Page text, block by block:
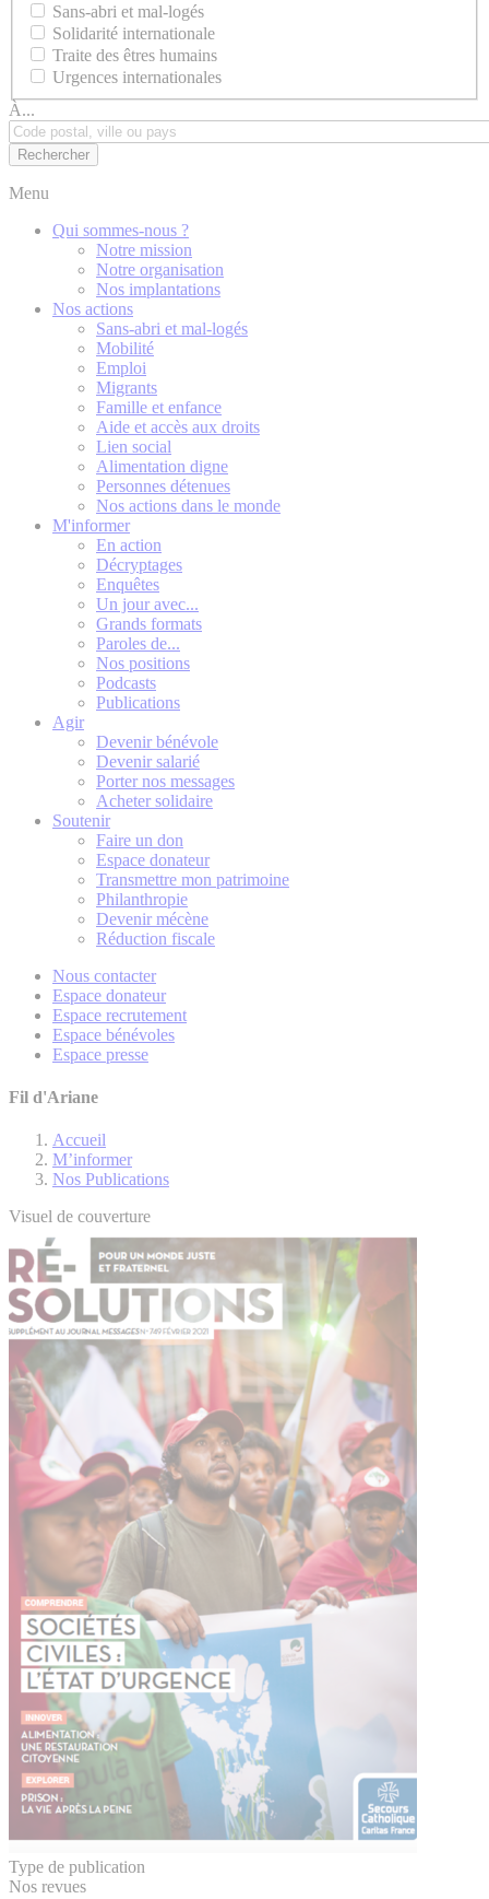
Sans-abri et mal-logés
Solidarité internationale
Traite des êtres humains
Urgences internationales
À...
Menu
Qui sommes-nous ?
Notre mission
Notre organisation
Nos implantations
Nos actions
Sans-abri et mal-logés
Mobilité
Emploi
Migrants
Famille et enfance
Aide et accès aux droits
Lien social
Alimentation digne
Personnes détenues
Nos actions dans le monde
M'informer
En action
Décryptages
Enquêtes
Un jour avec...
Grands formats
Paroles de...
Nos positions
Podcasts
Publications
Agir
Devenir bénévole
Devenir salarié
Porter nos messages
Acheter solidaire
Soutenir
Faire un don
Espace donateur
Transmettre mon patrimoine
Philanthropie
Devenir mécène
Réduction fiscale
Nous contacter
Espace donateur
Espace recrutement
Espace bénévoles
Espace presse
Fil d'Ariane
Accueil
M’informer
Nos Publications
Visuel de couverture
Type de publication
Nos revues